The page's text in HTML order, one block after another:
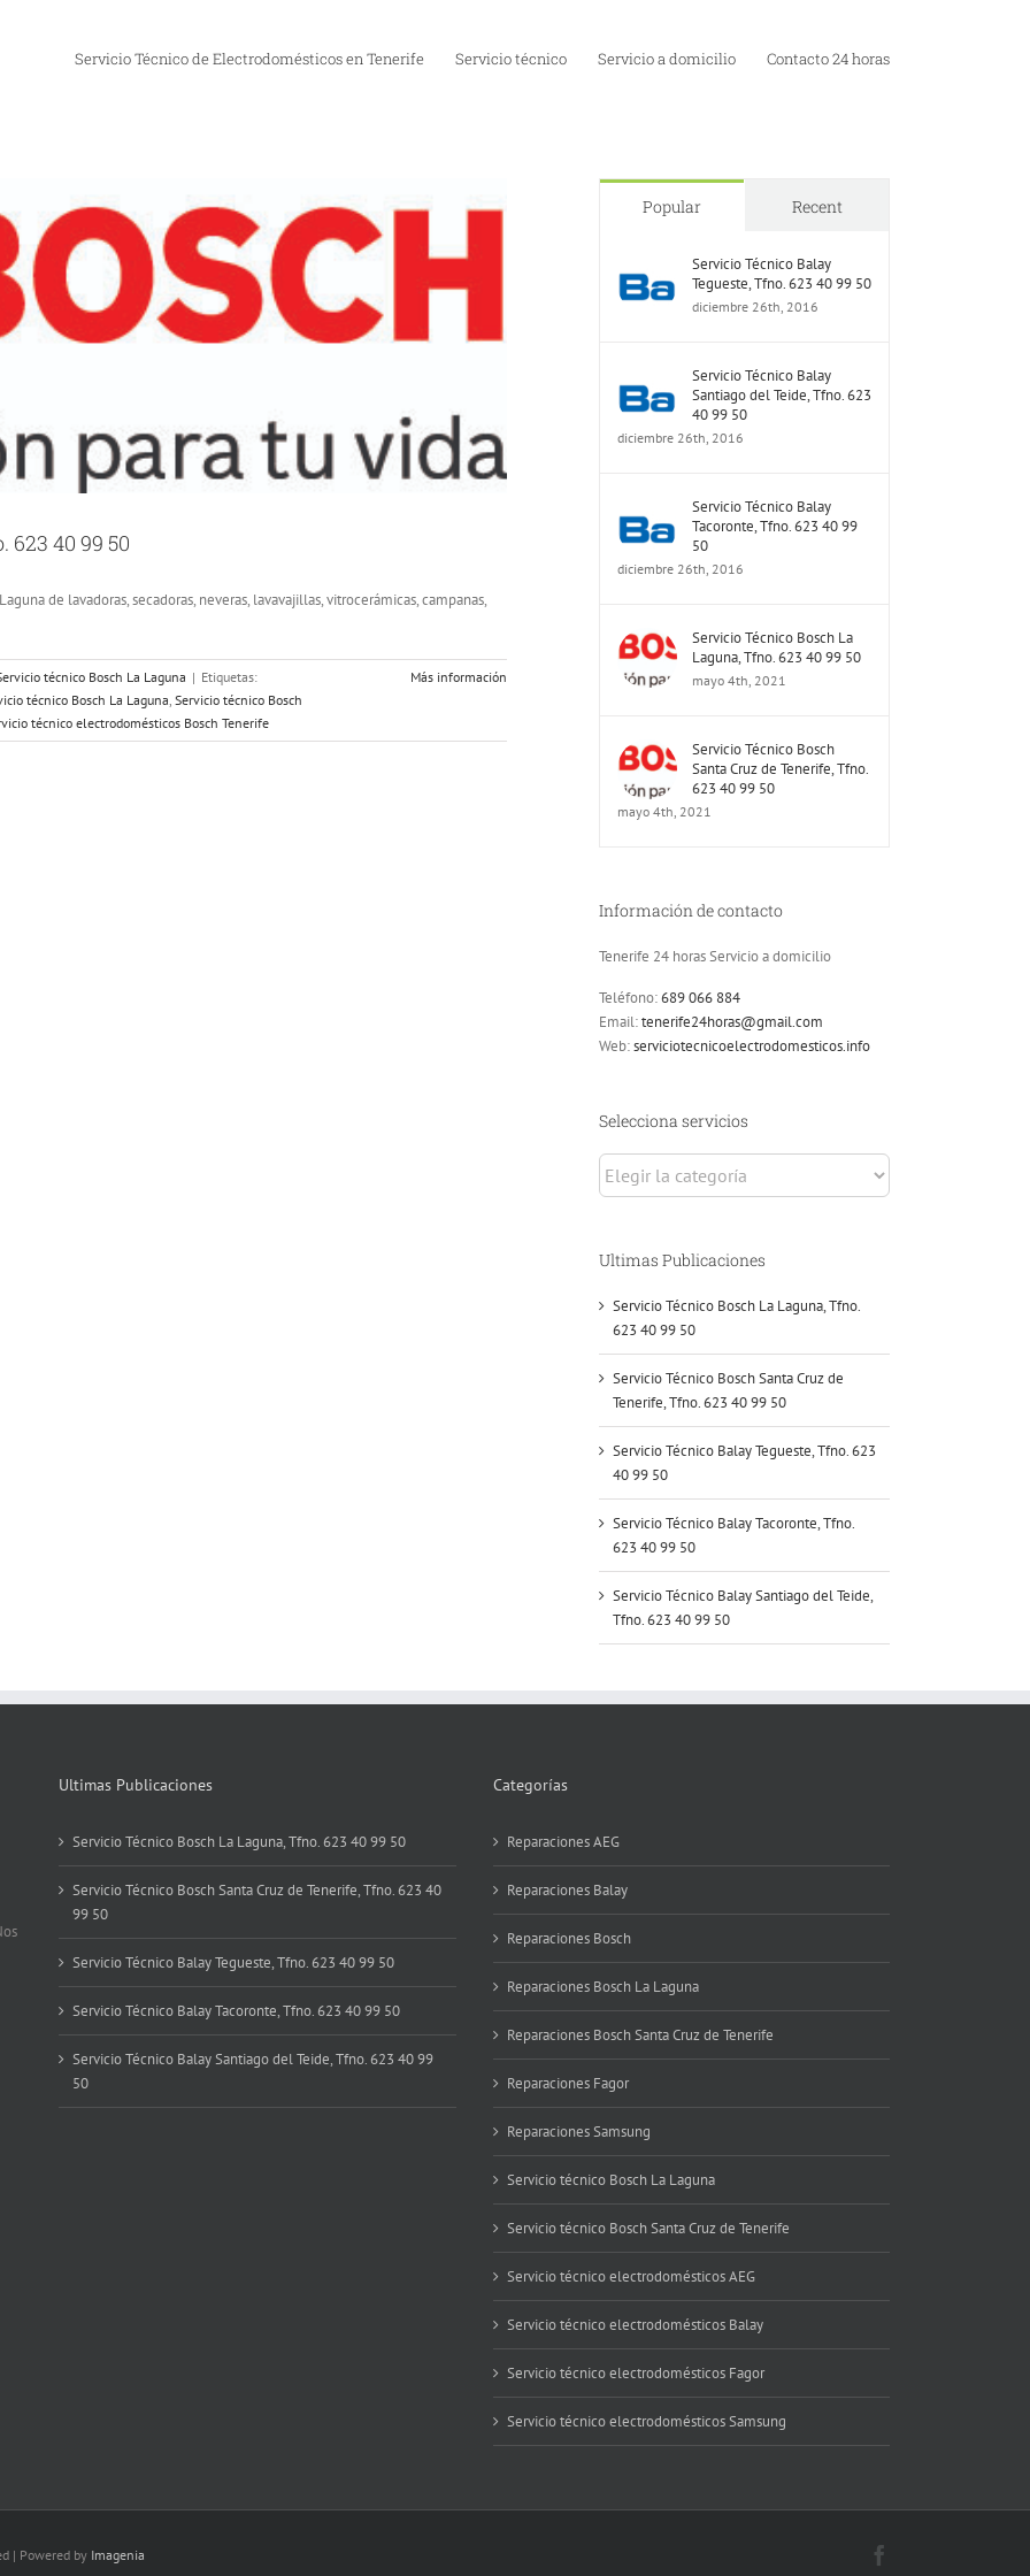
Servicio Técnico de Electrodomésticos en Tenerife Servicio técnico Servicio a domicilio Contacto 24 horas
623 40 99 50
de lavadoras, secadoras, neveras, lavavajillas, vitrocerámicas, campanas,
técnico Bosch La Laguna | Etiquetas:
técnico Bosch La Laguna, Servicio técnico Bosch
técnico electrodomésticos Bosch Tenerife
Más información
Popular Recent
Servicio Técnico Balay
Tegueste, Tfno. 623 40 99 50
diciembre 26th, 2016
Servicio Técnico Balay
Santiago del Teide, Tfno. 623
40 99 50
diciembre 26th, 2016
Servicio Técnico Balay
Tacoronte, Tfno. 623 40 99
50
diciembre 26th, 2016
Servicio Técnico Bosch La
Laguna, Tfno. 623 40 99 50
mayo 4th, 2021
Servicio Técnico Bosch
Santa Cruz de Tenerife, Tfno.
623 40 99 50
mayo 4th, 2021
Información de contacto
Tenerife 24 horas Servicio a domicilio
Teléfono:689 066 884
Email:tenerife24horas@gmail.com
Web:serviciotecnicoelectrodomesticos.info
Selecciona servicios
Selecciona
servicios
Ultimas Publicaciones
Servicio Técnico Bosch La Laguna, Tfno.
623 40 99 50
Servicio Técnico Bosch Santa Cruz de
Tenerife, Tfno. 623 40 99 50
Servicio Técnico Balay Tegueste, Tfno. 623
40 99 50
Servicio Técnico Balay Tacoronte, Tfno.
623 40 99 50
Servicio Técnico Balay Santiago del Teide,
Tfno. 623 40 99 50
Ultimas Publicaciones
Servicio Técnico Bosch La Laguna, Tfno. 623 40 99 50
Servicio Técnico Bosch Santa Cruz de Tenerife, Tfno. 623 40
99 50
Servicio Técnico Balay Tegueste, Tfno. 623 40 99 50
Servicio Técnico Balay Tacoronte, Tfno. 623 40 99 50
Servicio Técnico Balay Santiago del Teide, Tfno. 623 40 99
50
Categorías
Reparaciones AEG
Reparaciones Balay
Reparaciones Bosch
Reparaciones Bosch La Laguna
Reparaciones Bosch Santa Cruz de Tenerife
Reparaciones Fagor
Reparaciones Samsung
Servicio técnico Bosch La Laguna
Servicio técnico Bosch Santa Cruz de Tenerife
Servicio técnico electrodomésticos AEG
Servicio técnico electrodomésticos Balay
Servicio técnico electrodomésticos Fagor
Servicio técnico electrodomésticos Samsung
| Powered by Imagenia